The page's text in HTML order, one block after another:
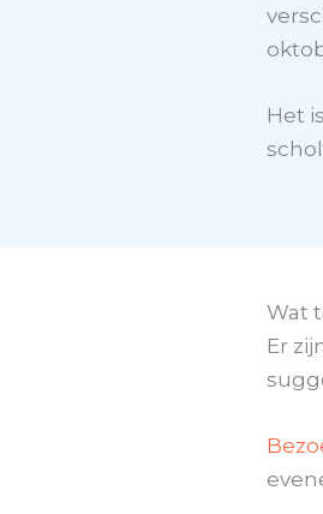
Het
Wat
Er